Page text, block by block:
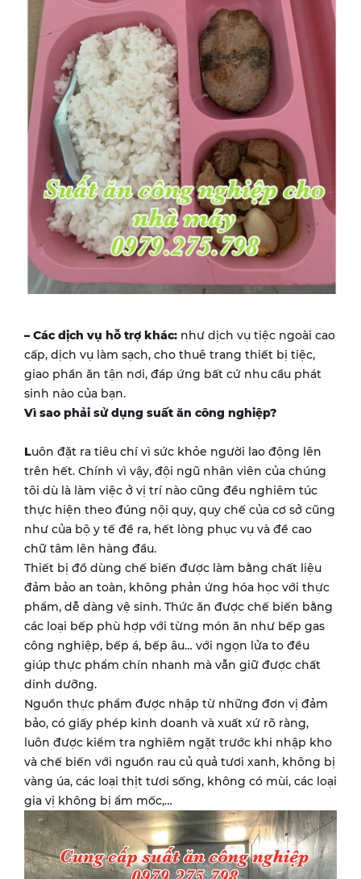
– Các dịch vụ hỗ trợ khác: như dịch vụ tiệc ngoài cao
cấp, dịch vụ làm sạch, cho thuê trang thiết bị tiệc,
giao phần ăn tận nơi, đáp ứng bất cứ nhu cầu phát
sinh nào của bạn.
Vì sao phải sử dụng suất ăn công nghiệp?
Luôn đặt ra tiêu chí vì sức khỏe người lao động lên
trên hết. Chính vì vậy, đội ngũ nhân viên của chúng
tôi dù là làm việc ở vị trí nào cũng đều nghiêm túc
thực hiện theo đúng nội quy, quy chế của cơ sở cũng
như của bộ y tế đề ra, hết lòng phục vụ và đề cao
chữ tâm lên hàng đầu.
Thiết bị đồ dùng chế biến được làm bằng chất liệu
đảm bảo an toàn, không phản ứng hóa học với thực
phẩm, dễ dàng vệ sinh. Thức ăn được chế biến bằng
các loại bếp phù hợp với từng món ăn như bếp gas
công nghiệp, bếp á, bếp âu… với ngọn lửa to đều
giúp thực phẩm chín nhanh mà vẫn giữ được chất
dinh dưỡng.
Nguồn thực phẩm được nhập từ những đơn vị đảm
bảo, có giấy phép kinh doanh và xuất xứ rõ ràng,
luôn được kiểm tra nghiêm ngặt trước khi nhập kho
và chế biến với nguồn rau củ quả tươi xanh, không bị
vàng úa, các loại thịt tươi sống, không có mùi, các loại
gia vị không bị ẩm mốc,…